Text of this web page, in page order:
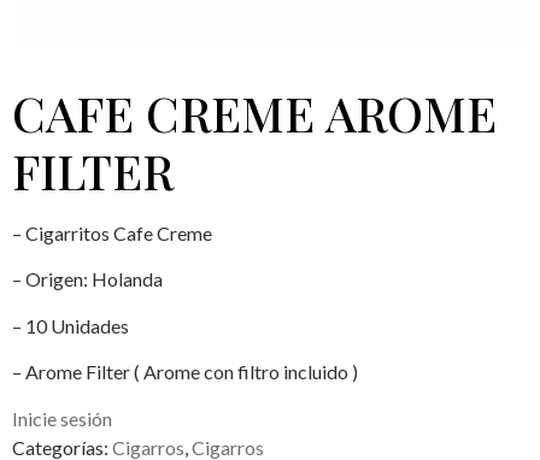
CAFE CREME AROME
FILTER
– Cigarritos Cafe Creme
– Origen: Holanda
– 10 Unidades
– Arome Filter ( Arome con filtro incluido )
Inicie sesión
Categorías: Cigarros Cigarros